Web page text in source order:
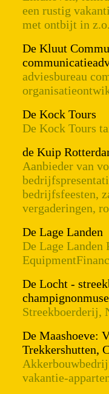
een rustig
met ontbijt in
De Kluut
adviesbureau
De Kock Tours
De Kock Tours
de Kuip
Aanbieder van
bedrijfsfeesten,
vergaderingen,
De Lage Landen
De Lage Landen
De Locht -
Streekboerderij,
De Maashoeve:
Trekkershutten,
vakantie-